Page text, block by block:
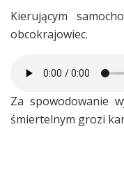
Kierującym
obcokrajowiec.
Za spowodowanie
śmiertelnym grozi